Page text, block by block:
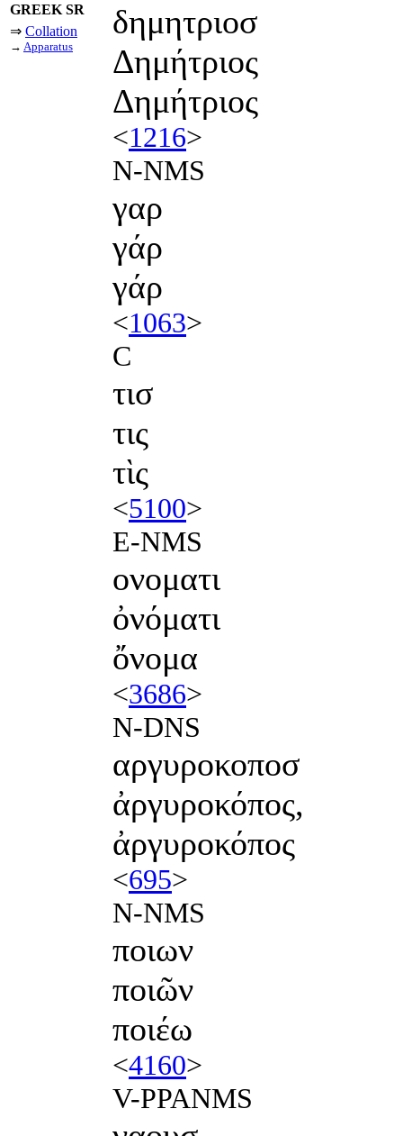
GREEK SR
⇒ Collation
→ Apparatus
δημητριοσ
Δημήτριος
Δημήτριος
<1216>
N-NMS
γαρ
γάρ
γάρ
<1063>
C
τισ
τις
τὶς
<5100>
E-NMS
ονοματι
ὀνόματι
ὄνομα
<3686>
N-DNS
αργυροκοποσ
ἀργυροκόπος,
ἀργυροκόπος
<695>
N-NMS
ποιων
ποιῶν
ποιέω
<4160>
V-PPANMS